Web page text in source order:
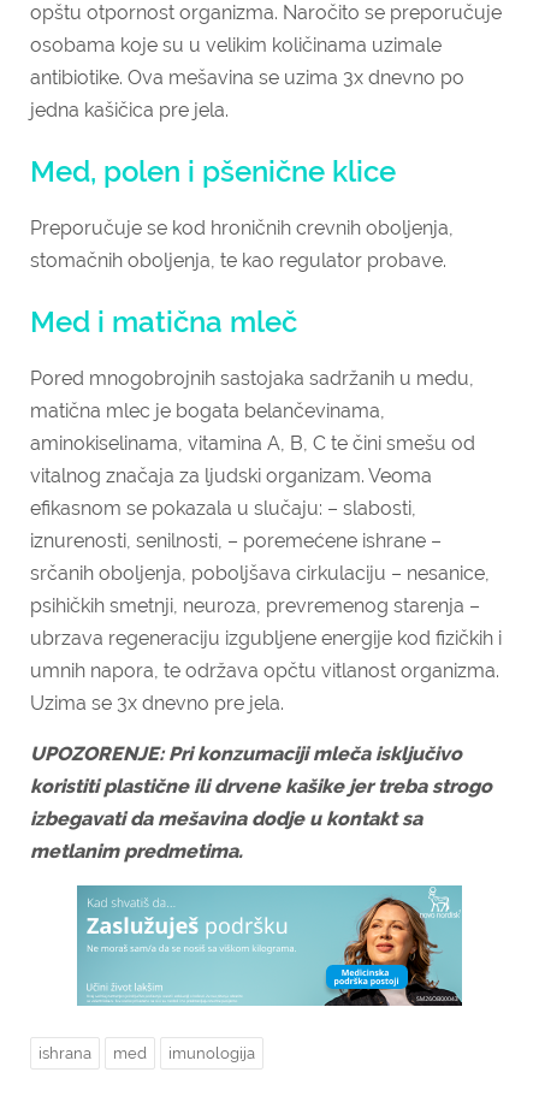
opštu otpornost organizma. Naročito se preporučuje
osobama koje su u velikim količinama uzimale
antibiotike. Ova mešavina se uzima 3x dnevno po
jedna kašičica pre jela.
Med, polen i pšenične klice
Preporučuje se kod hroničnih crevnih oboljenja,
stomačnih oboljenja, te kao regulator probave.
Med i matična mleč
Pored mnogobrojnih sastojaka sadržanih u medu,
matična mlec je bogata belančevinama,
aminokiselinama, vitamina A, B, C te čini smešu od
vitalnog značaja za ljudski organizam. Veoma
efikasnom se pokazala u slučaju: – slabosti,
iznurenosti, senilnosti, – poremećene ishrane –
srčanih oboljenja, poboljšava cirkulaciju – nesanice,
psihičkih smetnji, neuroza, prevremenog starenja –
ubrzava regeneraciju izgubljene energije kod fizičkih i
umnih napora, te održava opčtu vitlanost organizma.
Uzima se 3x dnevno pre jela.
UPOZORENJE: Pri konzumaciji mleča isključivo
koristiti plastične ili drvene kašike jer treba strogo
izbegavati da mešavina dodje u kontakt sa
metlanim predmetima.
ishrana med imunologija